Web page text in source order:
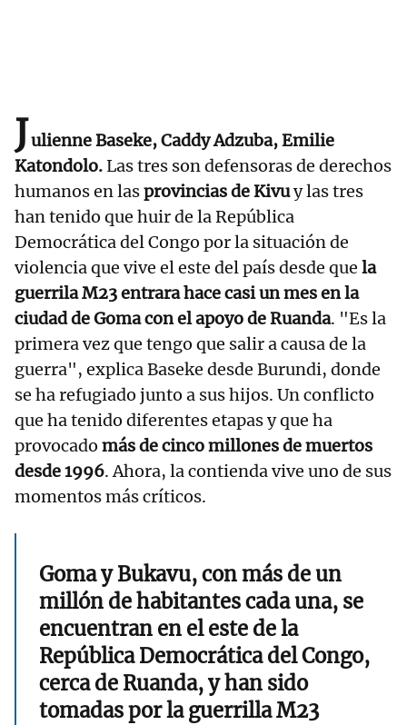
Julienne Baseke, Caddy Adzuba, Emilie
Katondolo.Las tres son defensoras de derechos
humanos en lasprovincias de Kivuy las tres
han tenido que huir de la República
Democrática del Congo por la situación de
violencia que vive el este del país desde que la
guerrila M23 entrara hace casi un mes en la
ciudad de Goma con el apoyo de Ruanda. "Es la
primera vez que tengo que salir a causa de la
guerra", explica Baseke desde Burundi, donde
se ha refugiado junto a sus hijos. Un conflicto
que ha tenido diferentes etapas y que ha
provocado más de cinco millones de muertos
desde 1996. Ahora, la contienda vive uno de sus
momentos más críticos.
Goma y Bukavu, con más de un
millón de habitantes cada una, se
encuentran en el este de la
República Democrática del Congo,
cerca de Ruanda, y han sido
tomadas por la guerrilla M23